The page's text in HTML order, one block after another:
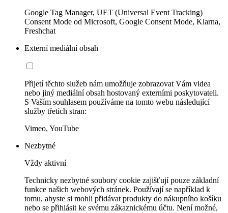
Google Tag Manager, UET (Universal Event Tracking)
Consent Mode od Microsoft, Google Consent Mode, Klarna,
Freshchat
Externí mediální obsah
Přijetí těchto služeb nám umožňuje zobrazovat Vám videa
nebo jiný mediální obsah hostovaný externími poskytovateli.
S Vaším souhlasem používáme na tomto webu následující
služby třetích stran:
Vimeo, YouTube
Nezbytné
Vždy aktivní
Technicky nezbytné soubory cookie zajišťují pouze základní
funkce našich webových stránek. Používají se například k
tomu, abyste si mohli přidávat produkty do nákupního košíku
nebo se přihlásit ke svému zákaznickému účtu. Není možné,